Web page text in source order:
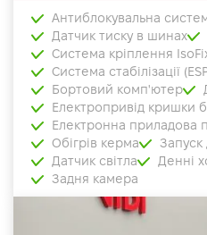
Антиблокувальна
Датчик тиску в шинах
Система кріплення
Система стабілізації
Бортовий комп'ютер
Електропривід кришки
Електронна приладова
Обігрів керма
Запуск
Датчик світла
Денні
Задня камера